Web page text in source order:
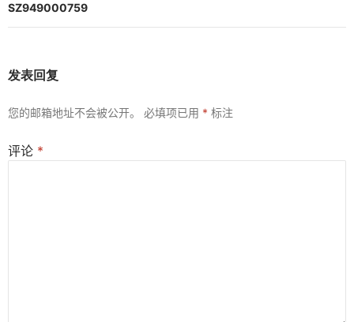
航
SZ949000759
发表回复
您的邮箱地址不会被公开。 必填项已用 * 标注
评论 *